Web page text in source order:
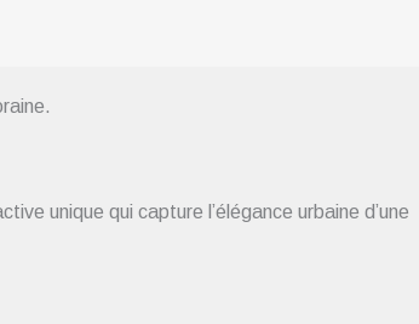
unique qui capture l’élégance urbaine d’une